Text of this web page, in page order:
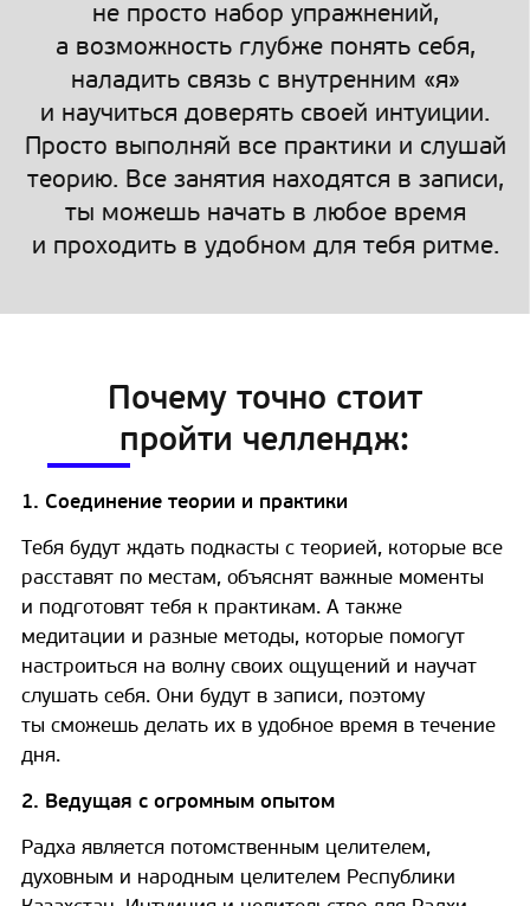
не просто набор упражнений,
а возможность глубже понять себя,
наладить связь с внутренним «я»
и научиться доверять своей интуиции.
Просто выполняй все практики и слушай
теорию. Все занятия находятся в записи,
ты можешь начать в любое время
и проходить в удобном для тебя ритме.
Почему точно стоит
пройти челлендж:
1. Соединение теории и практики
Тебя будут ждать подкасты с теорией, которые все
расставят по местам, объяснят важные моменты
и подготовят тебя к практикам. А также
медитации и разные методы, которые помогут
настроиться на волну своих ощущений и научат
слушать себя. Они будут в записи, поэтому
ты сможешь делать их в удобное время в течение
дня.
2. Ведущая с огромным опытом
Радха является потомственным целителем,
духовным и народным целителем Республики